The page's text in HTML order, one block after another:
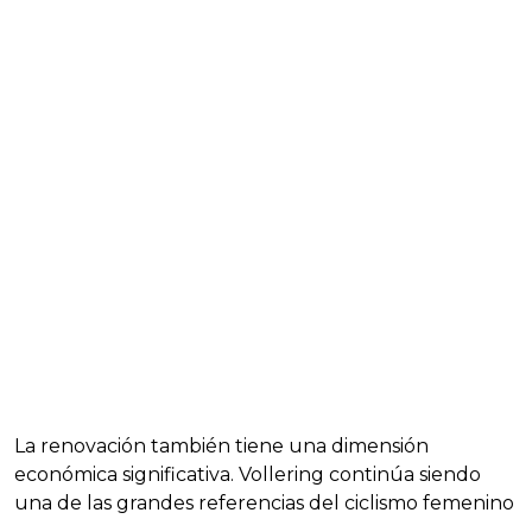
La renovación también tiene una dimensión
económica significativa. Vollering continúa siendo
una de las grandes referencias del ciclismo femenino